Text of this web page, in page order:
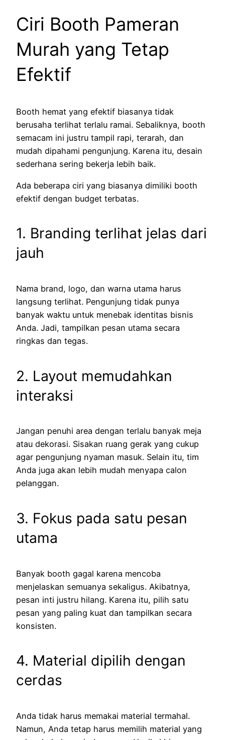
Ciri Booth Pameran
Murah yang Tetap
Efektif
Booth hemat yang efektif biasanya tidak
berusaha terlihat terlalu ramai. Sebaliknya, booth
semacam ini justru tampil rapi, terarah, dan
mudah dipahami pengunjung. Karena itu, desain
sederhana sering bekerja lebih baik.
Ada beberapa ciri yang biasanya dimiliki booth
efektif dengan budget terbatas.
1. Branding terlihat jelas dari
jauh
Nama brand, logo, dan warna utama harus
langsung terlihat. Pengunjung tidak punya
banyak waktu untuk menebak identitas bisnis
Anda. Jadi, tampilkan pesan utama secara
ringkas dan tegas.
2. Layout memudahkan
interaksi
Jangan penuhi area dengan terlalu banyak meja
atau dekorasi. Sisakan ruang gerak yang cukup
agar pengunjung nyaman masuk. Selain itu, tim
Anda juga akan lebih mudah menyapa calon
pelanggan.
3. Fokus pada satu pesan
utama
Banyak booth gagal karena mencoba
menjelaskan semuanya sekaligus. Akibatnya,
pesan inti justru hilang. Karena itu, pilih satu
pesan yang paling kuat dan tampilkan secara
konsisten.
4. Material dipilih dengan
cerdas
Anda tidak harus memakai material termahal.
Namun, Anda tetap harus memilih material yang